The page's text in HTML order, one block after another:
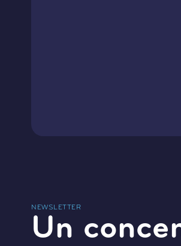
NEWSLETTER
Un